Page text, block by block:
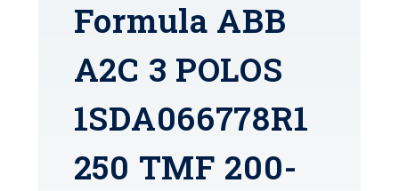
Formula ABB
A2C 3 POLOS
1SDA066778R1
250 TMF 200-